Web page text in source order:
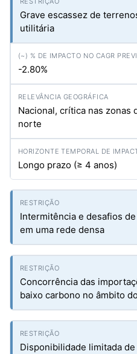
Grave escassez de
utilitária
-2.80%
Nacional, crítica nas zonas
norte
Longo prazo (≥ 4 anos)
Intermitência e desafios
em uma rede densa
Concorrência das
baixo carbono no âmbito
Disponibilidade limitada